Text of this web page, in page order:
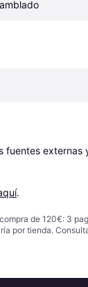
fuentes externas
.
de 120€: 3
por tienda.